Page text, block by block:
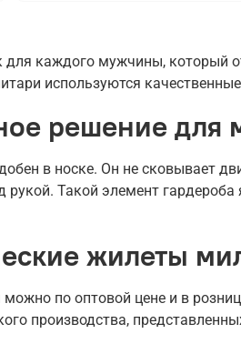
каждого мужчины, который
используются
решение для
в носке. Он не сковывает
Такой элемент
жилеты
по оптовой цене и в
производства,